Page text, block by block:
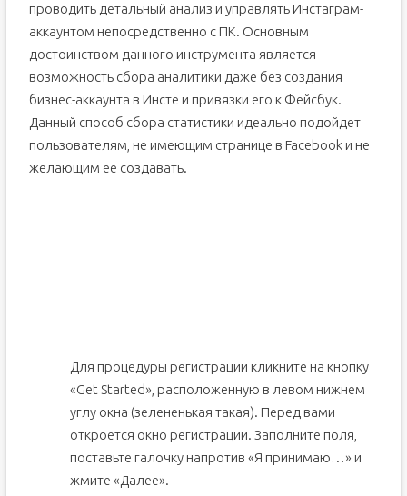
проводить детальный анализ и управлять Инстаграм-
аккаунтом непосредственно с ПК. Основным
достоинством данного инструмента является
возможность сбора аналитики даже без создания
бизнес-аккаунта в Инсте и привязки его к Фейсбук.
Данный способ сбора статистики идеально подойдет
пользователям, не имеющим странице в Facebook и не
желающим ее создавать.
Для процедуры регистрации кликните на кнопку
«Get Started», расположенную в левом нижнем
углу окна (зелененькая такая). Перед вами
откроется окно регистрации. Заполните поля,
поставьте галочку напротив «Я принимаю…» и
жмите «Далее».